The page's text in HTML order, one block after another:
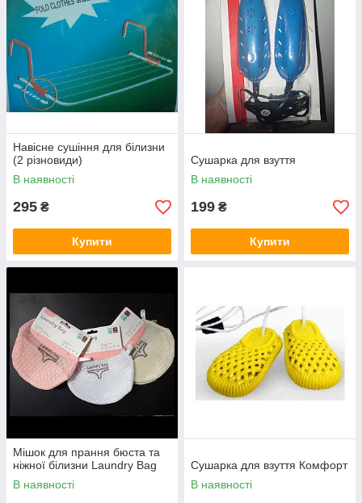
Навісне сушіння для білизни
(2 різновиди)
В наявності
295 ₴
Купити
Сушарка для взуття
В наявності
199 ₴
Купити
Мішок для прання бюста та
ніжної білизни Laundry Bag
В наявності
Сушарка для взуття Комфорт
В наявності